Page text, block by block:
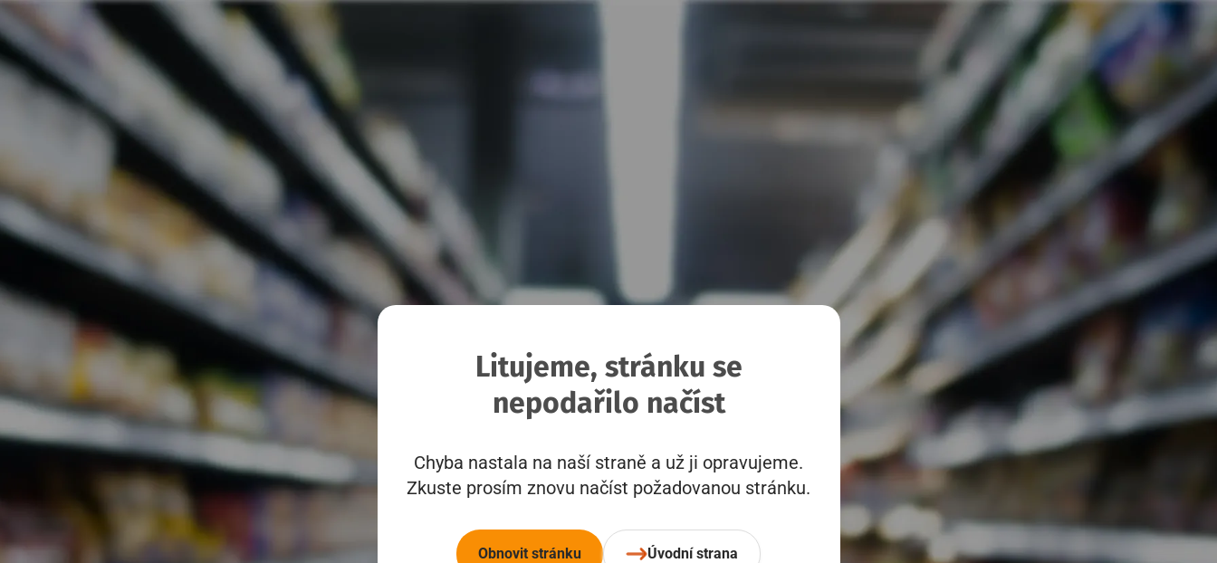
Litujeme, stránku se
nepodařilo načíst
Chyba nastala na naší straně a už ji opravujeme.
Zkuste prosím znovu načíst požadovanou stránku.
Obnovit stránku Úvodní strana